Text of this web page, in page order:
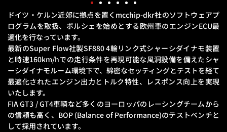
ドイツ・ケルン近郊に拠点を置くmcchip-dkr社のソフトウェアプ
ログラムを取扱、 ポルシェを始めとする欧州車のエンジンECU最
適化を行なっています。
最新のSuper Flow社製SF880 4輪リンク式シャーシダイナモ装置
と時速160km/hでの走行条件を再現可能な風洞設備を備えたシャ
ーシダイナモルーム環境下で、 綿密なセッティングとテストを経て
最適化されたエンジン出力とトルク特性、レスポンス向上を実現
いたします。
FIA GT3 / GT4車輌など多くのヨーロッパのレーシングチームから
の信頼も高く、 BOP (Balance of Performance)のテストベンチと
して採用されています。